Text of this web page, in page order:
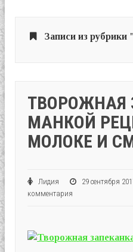
Записи из
ТВОРОЖНАЯ
МАНКОЙ
МОЛОКЕ И
Лидия 29 сентября
комментария